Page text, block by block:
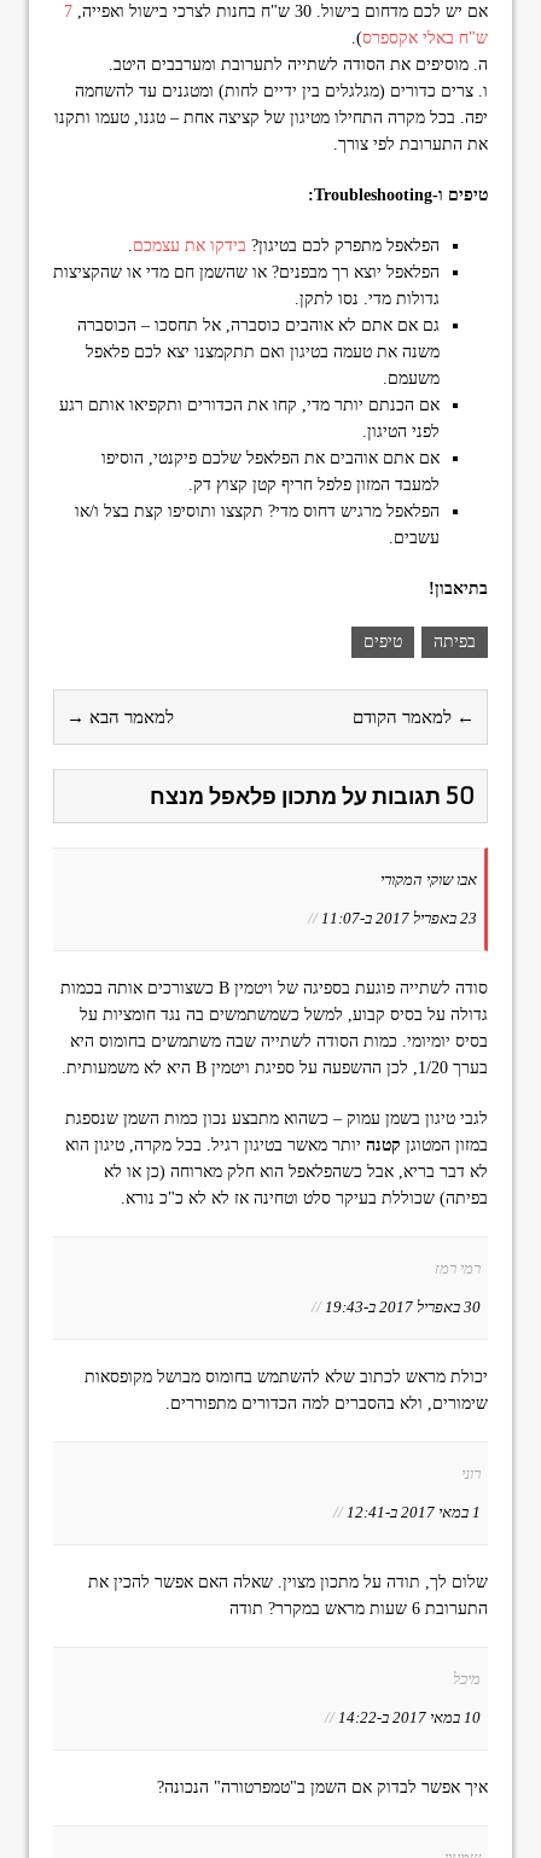
אם יש לכם מדחום בישול. 30 ש"ח בחנות לצרכי בישול ואפייה,
7
ש"ח באלי אקספרס).
ה. מוסיפים את הסודה לשתייה לתערובת ומערבבים היטב.
ו. צרים כדורים (מגלגלים בין ידיים לחות) ומטגנים עד להשחמה
יפה. בכל מקרה התחילו מטיגון של קציצה אחת – טגנו, טעמו ותקנו
את התערובת לפי צורך.
טיפים ו-Troubleshooting:
הפלאפל מתפרק לכם בטיגון? בידקו את עצמכם
הפלאפל יוצא רך מבפנים? או שהשמן חם מדי או שהקציצות
גדולות מדי. נסו לתקן.
גם אם אתם לא אוהבים כוסברה, אל תחסכו – הכוסברה
משנה את טעמה בטיגון ואם תתקמצנו יצא לכם פלאפל
משעמם.
אם הכנתם יותר מדי, קחו את הכדורים ותקפיאו אותם רגע
לפני הטיגון.
אם אתם אוהבים את הפלאפל שלכם פיקנטי, הוסיפו
למעבד המזון פלפל חריף קטן קצוץ דק.
הפלאפל מרגיש דחוס מדי? תקצצו ותוסיפו קצת בצל ו/או
עשבים.
בתיאבון!
בפיתה טיפים
← למאמר הקודם למאמר הבא →
50 תגובות על מתכון פלאפל מנצח
אבו שוקי המקורי
23 באפריל 2017 ב-11:07 //
סודה לשתייה פוגעת בספיגה של ויטמין B כשצורכים אותה בכמות
גדולה על בסיס קבוע, למשל כשמשתמשים בה נגד חומציות על
בסיס יומיומי. כמות הסודה לשתייה שבה משתמשים בחומוס היא
בערך 1/20, לכן ההשפעה על ספיגת ויטמין B היא לא משמעותית.
לגבי טיגון בשמן עמוק – כשהוא מתבצע נכון כמות השמן שנספגת
במזון המטוגן קטנה יותר מאשר בטיגון רגיל. בכל מקרה, טיגון הוא
לא דבר בריא, אבל כשהפלאפל הוא חלק מארוחה (כן או לא
בפיתה) שכוללת בעיקר סלט וטחינה אז לא לא כ"כ נורא.
רמי רמז
30 באפריל 2017 ב-19:43 //
יכולת מראש לכתוב שלא להשתמש בחומוס מבושל מקופסאות
שימורים, ולא בהסברים למה הכדורים מתפוררים.
רוני
1 במאי 2017 ב-12:41 //
שלום לך, תודה על מתכון מצוין. שאלה האם אפשר להכין את
התערובת 6 שעות מראש במקרר? תודה
מיכל
10 במאי 2017 ב-14:22 //
איך אפשר לבדוק אם השמן ב"טמפרטורה" הנכונה?